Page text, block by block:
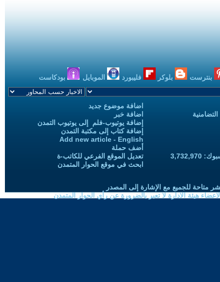
بنترست بلوكر فليبورد الموبايل بودكاست
اضافة موضوع جديد
اضافة خبر
إضافة يوتيوب-فلم إلى يوتيوب التمدن
إضافة كتاب إلى مكتبة التمدن
Add new article - English
أضف حملة
تعديل الموقع الفرعي للكاتب-ة
ابحث في موقع الحوار المتمدن
متاحة للجميع مع الإشارة إلى المصدر
هيئة الادارة لا تعبر بالضرورة عن رأي الحوار المتمدن